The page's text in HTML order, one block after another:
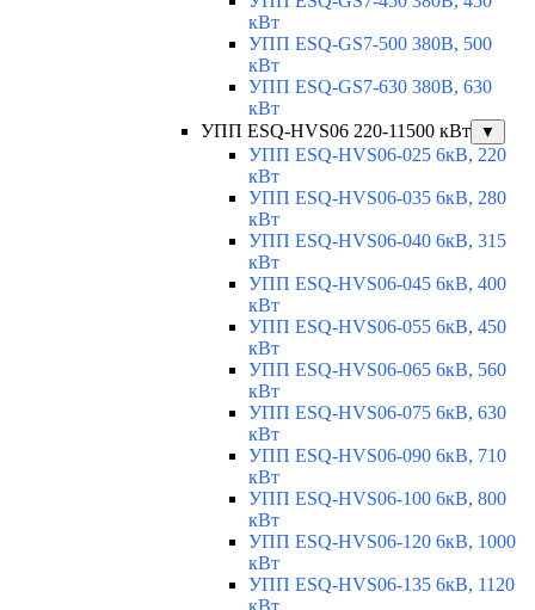
кВт
УПП ESQ-GS7-500 380В, 500
кВт
УПП ESQ-GS7-630 380В, 630
кВт
УПП ESQ-HVS06 220-11500 кВт
▼
УПП ESQ-HVS06-025 6кВ, 220
кВт
УПП ESQ-HVS06-035 6кВ, 280
кВт
УПП ESQ-HVS06-040 6кВ, 315
кВт
УПП ESQ-HVS06-045 6кВ, 400
кВт
УПП ESQ-HVS06-055 6кВ, 450
кВт
УПП ESQ-HVS06-065 6кВ, 560
кВт
УПП ESQ-HVS06-075 6кВ, 630
кВт
УПП ESQ-HVS06-090 6кВ, 710
кВт
УПП ESQ-HVS06-100 6кВ, 800
кВт
УПП ESQ-HVS06-120 6кВ, 1000
кВт
УПП ESQ-HVS06-135 6кВ, 1120